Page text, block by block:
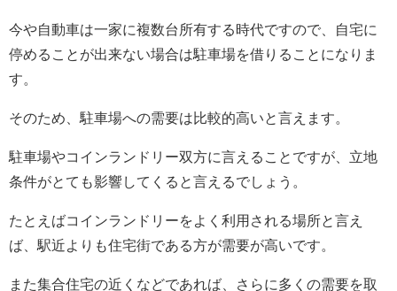
今や自動車は一家に複数台所有する時代ですので、自宅に
停めることが出来ない場合は駐車場を借りることになりま
す。
そのため、駐車場への需要は比較的高いと言えます。
駐車場やコインランドリー双方に言えることですが、立地
条件がとても影響してくると言えるでしょう。
たとえばコインランドリーをよく利用される場所と言え
ば、駅近よりも住宅街である方が需要が高いです。
また集合住宅の近くなどであれば、さらに多くの需要を取